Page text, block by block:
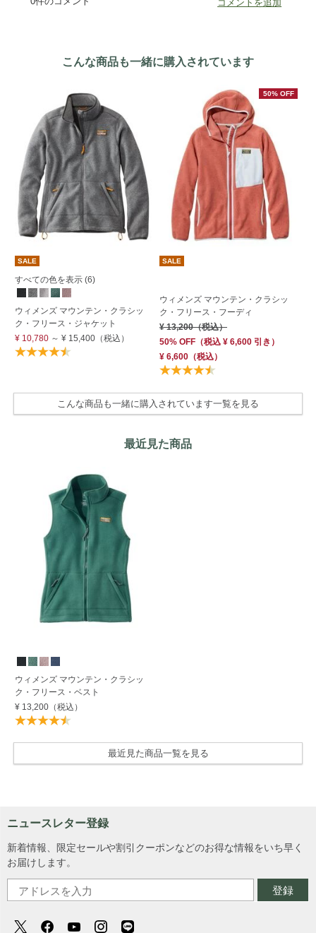
こんな商品も一緒に購入されています
SALE
すべての色を表示 (6)
ウィメンズ マウンテン・クラシッ
ク・フリース・ジャケット
¥ 10,780～ ¥ 15,400（税込）
50% OFF
SALE
ウィメンズ マウンテン・クラシッ
ク・フリース・フーディ
¥ 13,200（税込）
50% OFF （税込 ¥ 6,600 引き）
¥ 6,600 （税込）
こんな商品も一緒に購入されています一覧を見る
最近見た商品
ウィメンズ マウンテン・クラシッ
ク・フリース・ベスト
¥ 13,200（税込）
最近見た商品一覧を見る
ニュースレター登録
新着情報、限定セールや割引クーポンなどのお得な情報をいち早く
お届けします。
登録